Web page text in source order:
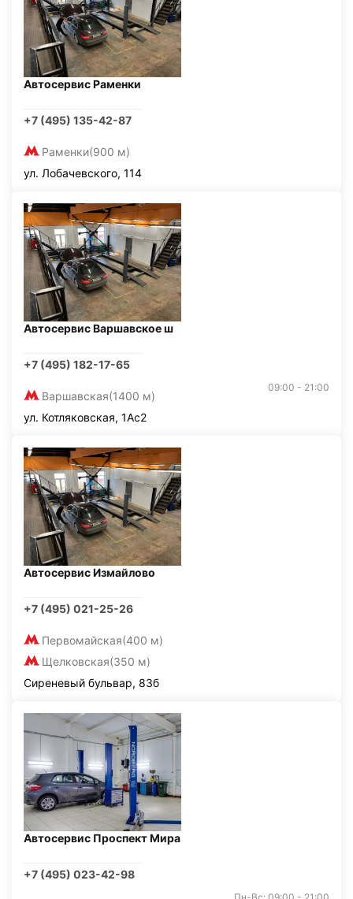
Автосервис Раменки
+7 (495) 135-42-87
Раменки(900 м)
ул. Лобачевского, 114
Автосервис Варшавское ш
+7 (495) 182-17-65
Варшавская(1400 м)
09:00 - 21:00
ул. Котляковская, 1Ас2
Автосервис Измайлово
+7 (495) 021-25-26
Первомайская(400 м)
Щелковская(350 м)
Сиреневый бульвар, 83б
Автосервис Проспект Мира
+7 (495) 023-42-98